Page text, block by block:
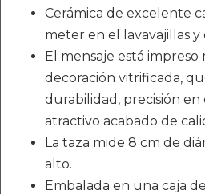
Cerámica de excelente
meter en el lavavajillas y
El mensaje está
decoración vitrificada,
durabilidad, precisión en
atractivo acabado de
La taza mide 8 cm de
alto.
Embalada en una caja